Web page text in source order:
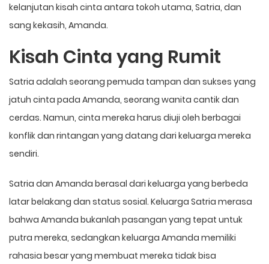
kelanjutan kisah cinta antara tokoh utama, Satria, dan
sang kekasih, Amanda.
Kisah Cinta yang Rumit
Satria adalah seorang pemuda tampan dan sukses yang
jatuh cinta pada Amanda, seorang wanita cantik dan
cerdas. Namun, cinta mereka harus diuji oleh berbagai
konflik dan rintangan yang datang dari keluarga mereka
sendiri.
Satria dan Amanda berasal dari keluarga yang berbeda
latar belakang dan status sosial. Keluarga Satria merasa
bahwa Amanda bukanlah pasangan yang tepat untuk
putra mereka, sedangkan keluarga Amanda memiliki
rahasia besar yang membuat mereka tidak bisa